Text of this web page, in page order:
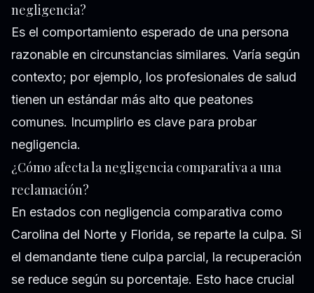
negligencia?
Es el comportamiento esperado de una persona
razonable en circunstancias similares. Varía según
contexto; por ejemplo, los profesionales de salud
tienen un estándar más alto que peatones
comunes. Incumplirlo es clave para probar
negligencia.
¿Cómo afecta la negligencia comparativa a una
reclamación?
En estados con negligencia comparativa como
Carolina del Norte y Florida, se reparte la culpa. Si
el demandante tiene culpa parcial, la recuperación
se reduce según su porcentaje. Esto hace crucial